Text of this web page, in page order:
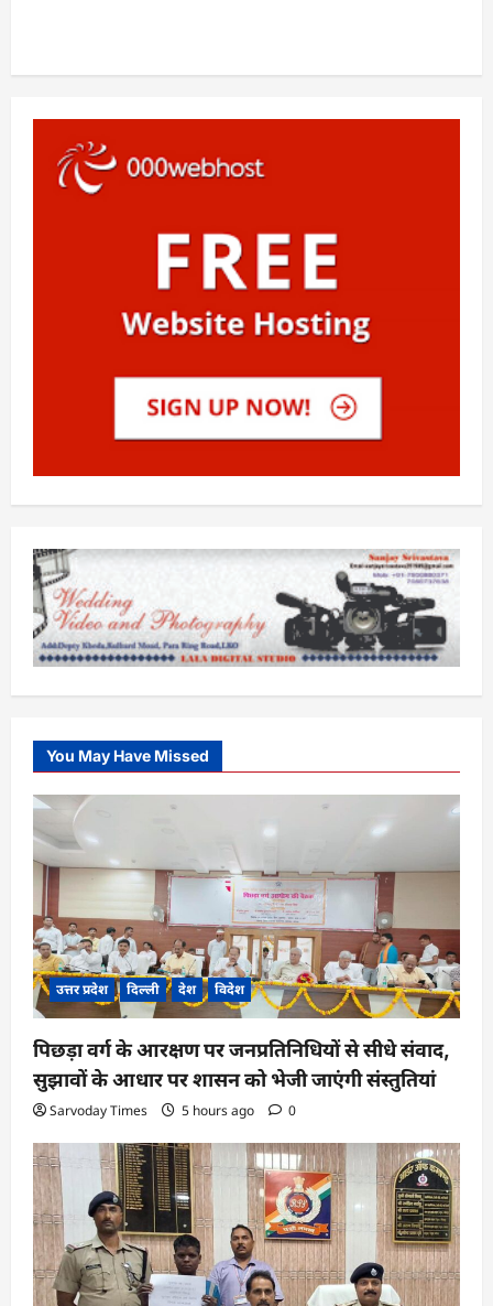
You May Have Missed
उत्तर प्रदेश दिल्ली देश विदेश
पिछड़ा वर्ग के आरक्षण पर जनप्रतिनिधियों से सीधे संवाद,
सुझावों के आधार पर शासन को भेजी जाएंगी संस्तुतियां
Sarvoday Times 5 hours ago 0